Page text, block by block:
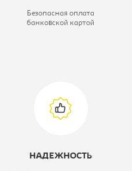
Безопасная оплата
банковской картой
НАДЕЖНОСТЬ